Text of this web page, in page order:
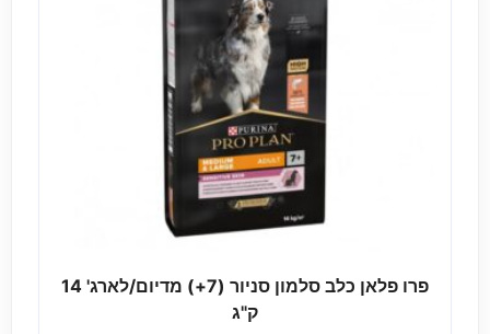
פרו פלאן כלב סלמון סניור (7+) מדיום/לארג' 14
ק"ג